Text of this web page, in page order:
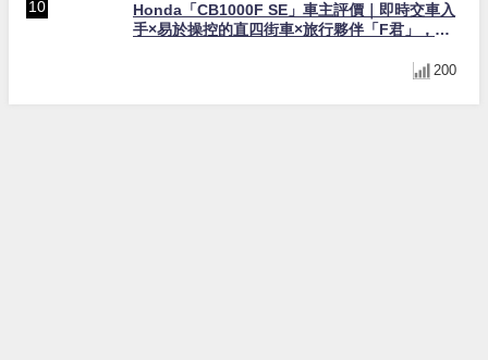
Honda「CB1000F SE」車主評價｜即時交車入
手×易於操控的直四街車×旅行夥伴「F君」，舞
200